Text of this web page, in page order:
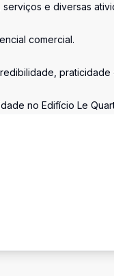
e diversas
comercial.
no Edifício Le